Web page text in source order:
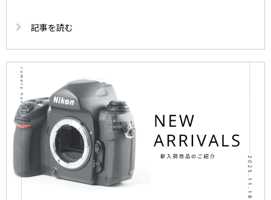
記事を読む